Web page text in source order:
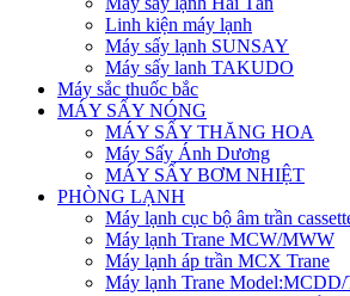
Linh kiện máy lạnh
Máy sấy lạnh SUNSAY
Máy sấy lanh TAKUDO
Máy sắc thuốc bắc
MÁY SẤY NÓNG
MÁY SẤY THĂNG HOA
Máy Sấy Ánh Dương
MÁY SẤY BƠM NHIỆT
PHÒNG LẠNH
Máy lạnh cục bộ âm trần
Máy lạnh Trane MCW/MWW
Máy lạnh áp trần MCX Trane
Máy lạnh Trane